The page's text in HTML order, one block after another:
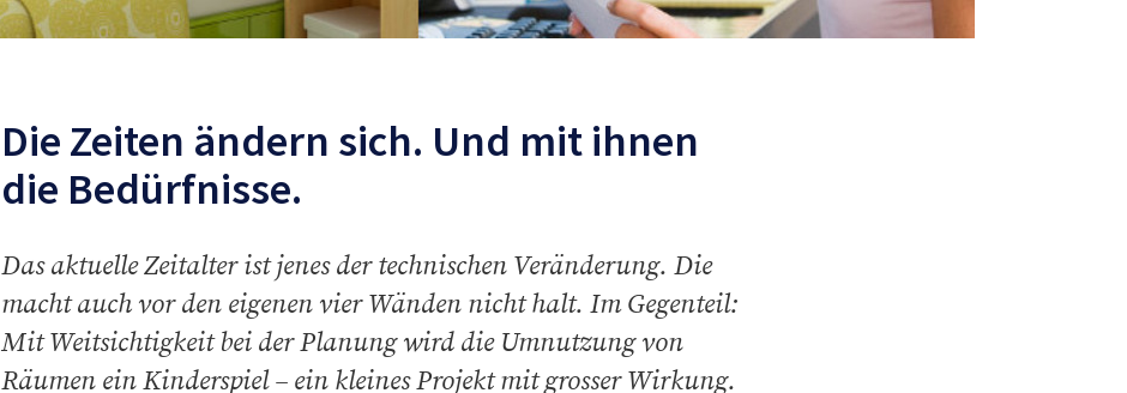
Die Zeiten ändern sich. Und mit ihnen
die Bedürfnisse.
Das aktuelle Zeitalter ist jenes der technischen Veränderung. Die
macht auch vor den eigenen vier Wänden nicht halt. Im Gegenteil:
Mit Weitsichtigkeit bei der Planung wird die Umnutzung von
Räumen ein Kinderspiel – ein kleines Projekt mit grosser Wirkung.